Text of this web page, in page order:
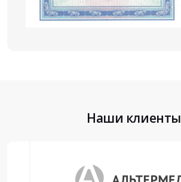
Наши клиенты